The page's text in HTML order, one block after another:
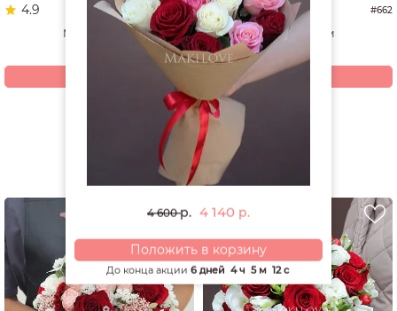
4.9 #1337
Мишка 60 см
5.0 #662
Мишка 70 см
4 200
Купить
Смотреть все открытки и игрушки
РЕКОМЕНДУЕМ
4 600р. 4 140 р.
Положить в корзину
До конца акции 6 дней 4 ч 5 м 11 с